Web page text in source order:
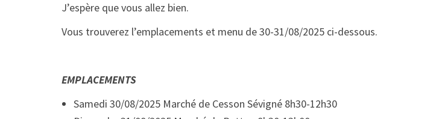
J’espère que vous allez bien.
Vous trouverez l’emplacements et menu de 30-31/08/2025 ci-dessous.
EMPLACEMENTS
Samedi 30/08/2025 Marché de Cesson Sévigné 8h30-12h30